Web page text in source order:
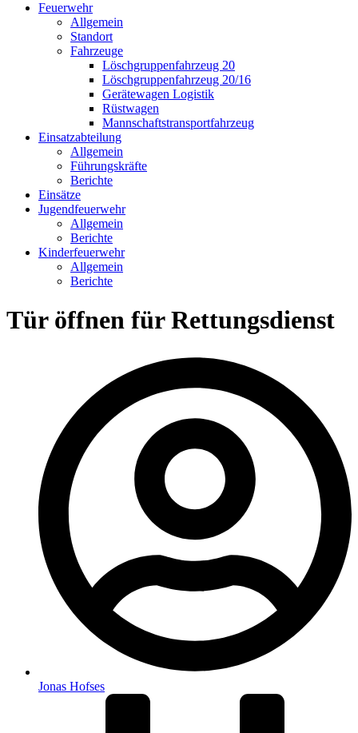
Feuerwehr
Allgemein
Standort
Fahrzeuge
Löschgruppen­fahrzeug 20
Lösch­gruppen­fahrzeug 20/16
Geräte­wagen Logistik
Rüst­wagen
Mannschafts­transportfahrzeug
Einsatz­abteilung
Allgemein
Führungs­kräfte
Berichte
Einsätze
Jugend­feuerwehr
Allgemein
Berichte
Kinder­feuerwehr
Allgemein
Berichte
Tür öffnen für Rettungsdienst
Jonas Hofses